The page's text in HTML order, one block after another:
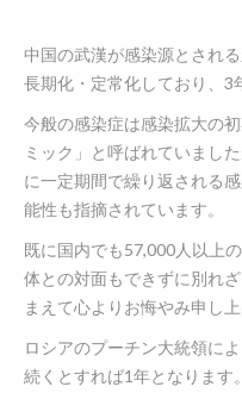
中国の武漢が感染源とされ
長期化・定常化しており、3
今般の感染症は感染拡大の
ミック」と呼ばれていまし
に一定期間で繰り返される
能性も指摘されています。
既に国内でも57,000人以上
体との対面もできずに別れ
まえて心よりお悔やみ申し上
ロシアのプーチン大統領に
続くとすれば1年となります